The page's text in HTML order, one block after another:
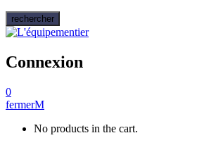
rechercher
Connexion
0
fermer
No products in the cart.